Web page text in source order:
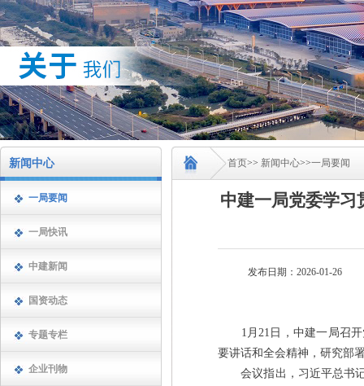
新闻中心
一局要闻
一局快讯
中建新闻
国资动态
专题专栏
企业刊物
首页>> 新闻中心>>一局要闻
中建一局党委学习
发布日期：2026-01-26
1月21日，中建一局召开
要讲话和全会精神，研究部
会议指出，习近平总书记